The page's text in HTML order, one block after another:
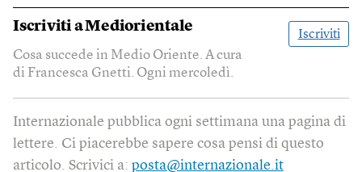
Iscriviti aMediorientale
Iscriviti
Cosa succede in Medio Oriente. A cura
di Francesca Gnetti. Ogni mercoledì.
Internazionale pubblica ogni settimana una pagina di
lettere. Ci piacerebbe sapere cosa pensi di questo
articolo. Scrivici a: posta@internazionale.it